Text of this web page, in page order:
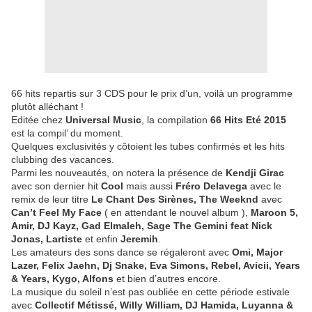
66 hits repartis sur 3 CDS pour le prix d’un, voilà un programme
plutôt alléchant !
Editée chez Universal Music , la compilation 66 Hits Eté 2015
est la compil’ du moment.
Quelques exclusivités y côtoient les tubes confirmés et les hits
clubbing des vacances.
Parmi les nouveautés, on notera la présence de Kendji Girac
avec son dernier hit Cool mais aussi Fréro Delavega avec le
remix de leur titre Le Chant Des Sirènes, The Weeknd avec
Can’t Feel My Face ( en attendant le nouvel album ), Maroon 5,
Amir, DJ Kayz, Gad Elmaleh, Sage The Gemini feat Nick
Jonas, Lartiste et enfin Jeremih
Les amateurs des sons dance se régaleront avec Omi, Major
Lazer, Felix Jaehn, Dj Snake, Eva Simons, Rebel, Avicii, Years
& Years, Kygo, Alfons et bien d’autres encore.
La musique du soleil n’est pas oubliée en cette période estivale
avec Collectif Métissé, Willy William, DJ Hamida, Luyanna &